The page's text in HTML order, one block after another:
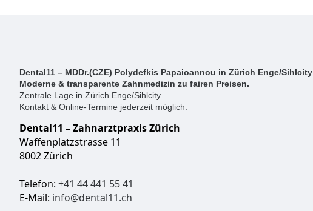
Dental11 – MDDr.(CZE) Polydefkis Papaioannou in Zürich Enge/Sihlcity
Moderne & transparente Zahnmedizin zu fairen Preisen.
Zentrale Lage in Zürich Enge/Sihlcity.
Kontakt & Online-Termine jederzeit möglich.
Dental11 – Zahnarztpraxis Zürich
Waffenplatzstrasse 11
8002 Zürich
Telefon: +41 44 441 55 41
E-Mail: info@dental11.ch